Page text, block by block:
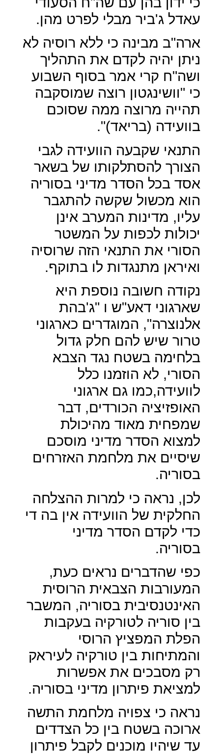
עאדל ג'ביר מבלי לפרט מהן.
ארה"ב מבינה כי ללא רוסיה לא
ניתן יהיה לקדם את התהליך
ושה"ח קרי אמר בסוף השבוע
כי "וושינגטון רוצה שמוסקבה
תהייה מרוצה ממה שסוכם
בוועידה (בריאד)".
התנאי שקבעה הוועידה לגבי
הצורך להסתלקותו של בשאר
אסד בכל הסדר מדיני בסוריה
הוא מכשול שקשה להתגבר
עליו, מדינות המערב אינן
יכולות לכפות על המשטר
הסורי את התנאי הזה שרוסיה
ואיראן מתנגדות לו בתוקף.
נקודה חשובה נוספת היא
שארגוני דאע"ש ו "ג'בהת
אלנוצרה", המוגדרים כארגוני
טרור שיש להם חלק גדול
בלחימה בשטח נגד הצבא
הסורי, לא הוזמנו כלל
לוועידה,כמו גם ארגוני
האופזיציה הכורדים, דבר
שמפחית מאוד מהיכולת
למצוא הסדר מדיני מוסכם
שיסיים את מלחמת האזרחים
בסוריה.
לכן, נראה כי למרות ההצלחה
החלקית של הוועידה אין בה די
כדי לקדם הסדר מדיני
בסוריה.
כפי שהדברים נראים כעת,
המעורבות הצבאית הרוסית
האינטנסיבית בסוריה, המשבר
בין סוריה לטורקיה בעקבות
הפלת המפציץ הרוסי
והמתיחות בין טורקיה לעיראק
רק מסבכים את אפשרות
למציאת פיתרון מדיני בסוריה.
נראה כי צפויה מלחמת התשה
ארוכה בשטח בין כל הצדדים
עד שיהיו מוכנים לקבל פיתרון